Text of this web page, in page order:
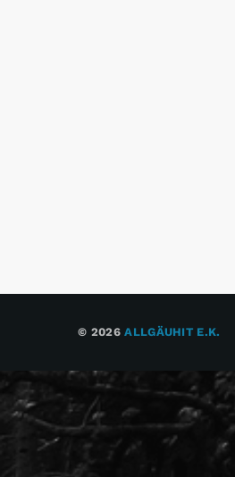
© 2026ALLGÄUHIT E.K.